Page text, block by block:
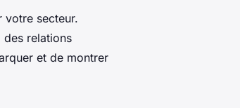
votre secteur.
des relations
et de montrer